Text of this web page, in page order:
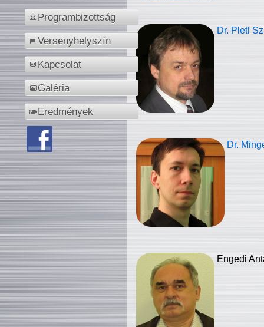
Programbizottság
Versenyhelyszín
Kapcsolat
Galéria
Eredmények
Dr. Pletl
Dr.
Engedi